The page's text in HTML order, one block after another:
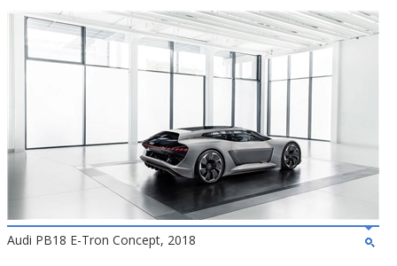
Audi PB18 E-Tron Concept, 2018